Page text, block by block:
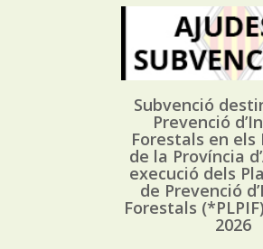
Subvenció
Prevenció
Forestals en els
de la Província
execució dels
de Prevenció
Forestals
2026